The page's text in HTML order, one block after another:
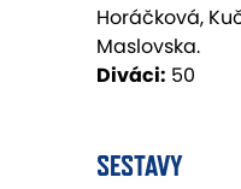
Horáčková,
Maslovska.
Diváci: 50
SESTAVY